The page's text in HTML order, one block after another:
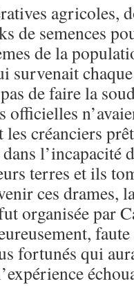
de semences
de la
survenait
de faire la
officielles
créanciers
l’incapacité
terres et ils
ces drames,
organisée par
fortunés qui